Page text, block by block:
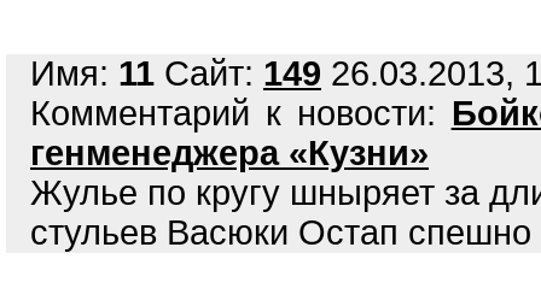
Имя: 11 Сайт: 149 26.03.2013,
Комментарий к новости:
генменеджера «Кузни»
Жулье по кругу шныряет за
стульев Васюки Остап спешно